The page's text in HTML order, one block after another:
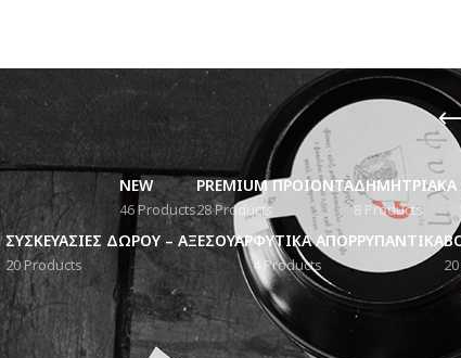
NEW
46 Products
PREMIUM ΠΡΟΙΟΝΤΑ
28 Products
ΔΗΜΗΤΡΙΑΚΑ
8 Products
ΣΥΣΚΕΥΑΣΙΕΣ ΔΩΡΟΥ – ΑΞΕΣΟΥΑΡ
20 Products
ΦΥΤΙΚΑ ΑΠΟΡΡΥΠΑΝΤΙΚΑ
4 Products